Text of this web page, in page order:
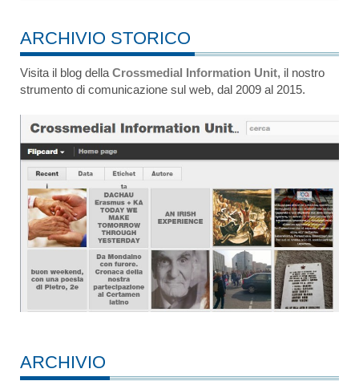
ARCHIVIO STORICO
Visita il blog della Crossmedial Information Unit, il nostro
strumento di comunicazione sul web, dal 2009 al 2015.
ARCHIVIO